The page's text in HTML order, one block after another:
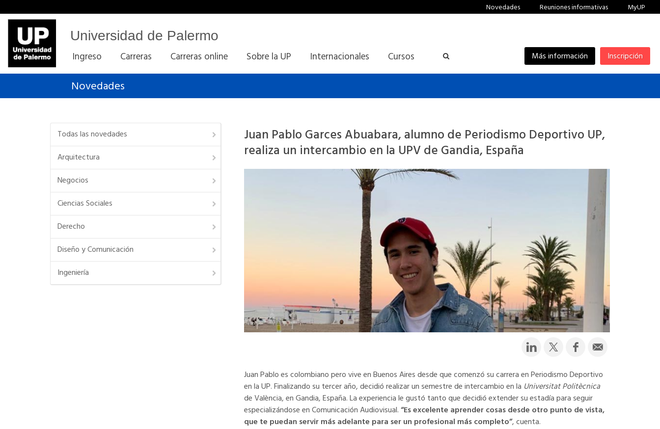
Novedades Reuniones informativas MyUP
Universidad de Palermo
Inscripción
Más información
Ingreso Carreras Carreras online Sobre la UP Internacionales Cursos
Novedades
Juan Pablo Garces Abuabara, alumno de Periodismo Deportivo UP,
realiza un intercambio en la UPV de Gandia, España
Juan Pablo es colombiano pero vive en Buenos Aires desde que comenzó su carrera en Periodismo Deportivo
en la UP. Finalizando su tercer año, decidió realizar un semestre de intercambio en la Universitat Politècnica
de València, en Gandia, España. La experiencia le gustó tanto que decidió extender su estadía para seguir
especializándose en Comunicación Audiovisual.“Es excelente aprender cosas desde otro punto de vista,
que te puedan servir más adelante para ser un profesional más completo”, cuenta.
Todas las novedades
Arquitectura
Negocios
Ciencias Sociales
Derecho
Diseño y Comunicación
Ingeniería